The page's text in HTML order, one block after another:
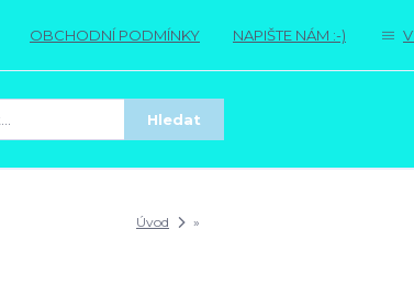
OBCHODNÍ PODMÍNKY NAPIŠTE NÁM :-)
Hledat
Úvod »